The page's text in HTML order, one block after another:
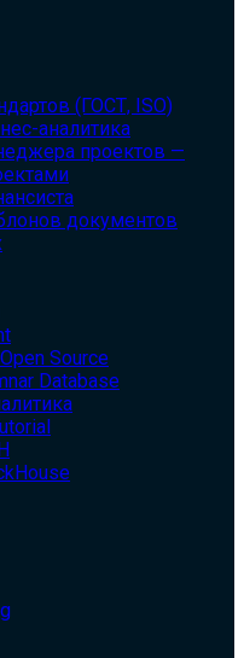
(ГОСТ, ISO)
аналитика
проектов —
документов
Source
Database